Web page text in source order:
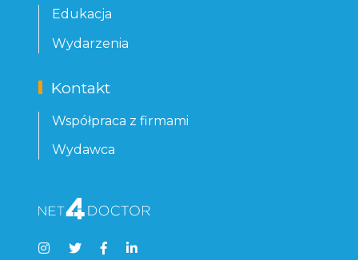
Edukacja
Wydarzenia
Kontakt
Współpraca z firmami
Wydawca